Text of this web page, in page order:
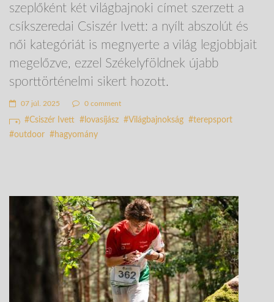
szeplőként két világbajnoki címet szerzett a
csíkszeredai Csiszér Ivett: a nyílt abszolút és
női kategóriát is megnyerte a világ legjobbjait
megelőzve, ezzel Székelyföldnek újabb
sporttörténelmi sikert hozott.
07 júl. 2025 0 comment
Csiszér Ivett lovasíjász Világbajnokság
terepsport
outdoor
hagyomány